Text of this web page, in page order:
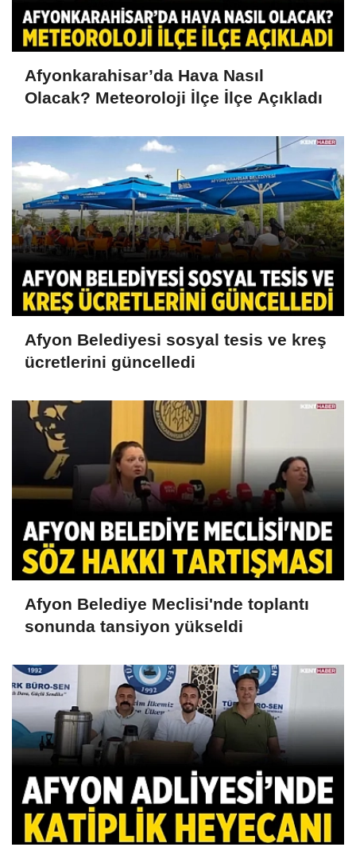
Afyonkarahisar’da Hava Nasıl
Olacak? Meteoroloji İlçe İlçe Açıkladı
Afyon Belediyesi sosyal tesis ve kreş
ücretlerini güncelledi
Afyon Belediye Meclisi'nde toplantı
sonunda tansiyon yükseldi